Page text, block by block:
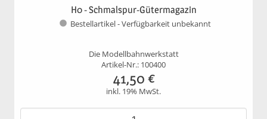
H0 - Schmalspur-Gütermagazin
Bestellartikel - Verfügbarkeit unbekannt
Die Modellbahnwerkstatt
Artikel-Nr.: 100400
41,50 €
inkl. 19% MwSt.